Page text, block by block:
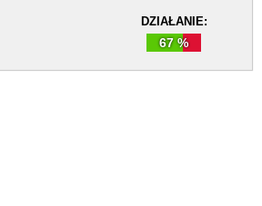
DZIAŁANIE:
67 %